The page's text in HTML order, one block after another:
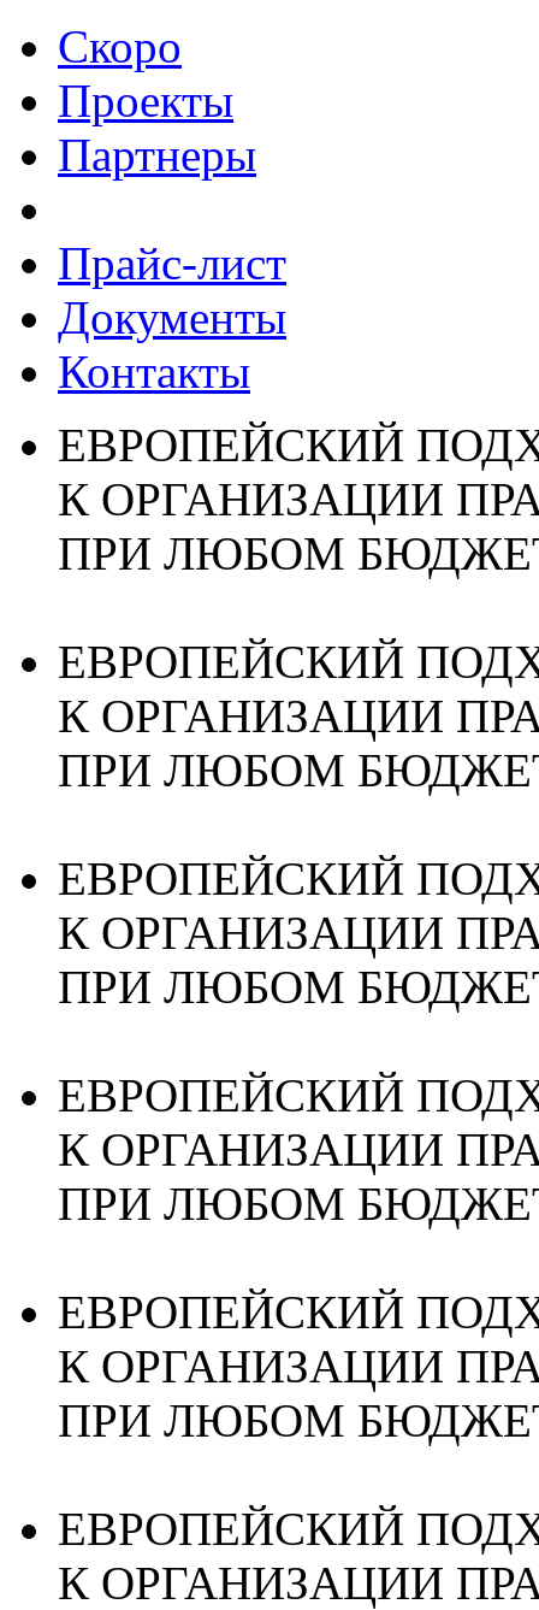
Скоро
Проекты
Партнеры
Прайс-лист
Документы
Контакты
ЕВРОПЕЙСКИЙ
К ОРГАНИЗАЦИИ
ПРИ ЛЮБОМ
ЕВРОПЕЙСКИЙ
К ОРГАНИЗАЦИИ
ПРИ ЛЮБОМ
ЕВРОПЕЙСКИЙ
К ОРГАНИЗАЦИИ
ПРИ ЛЮБОМ
ЕВРОПЕЙСКИЙ
К ОРГАНИЗАЦИИ
ПРИ ЛЮБОМ
ЕВРОПЕЙСКИЙ
К ОРГАНИЗАЦИИ
ПРИ ЛЮБОМ
ЕВРОПЕЙСКИЙ
К ОРГАНИЗАЦИИ